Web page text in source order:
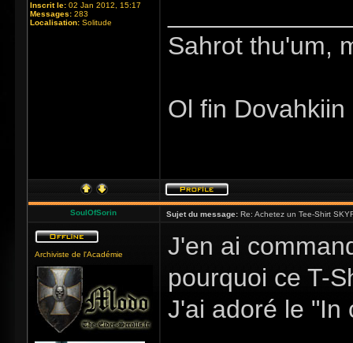
Inscrit le: 02 Jan 2012, 15:17
Messages: 283
Localisation: Solitude
Sahrot thu'um,
Ol fin
SoulOfSorin Sujet du message: Re: Achetez un Tee-Shirt
Archiviste de l'Académie
J'en ai
pourquoi ce T-
J'ai adoré le "In